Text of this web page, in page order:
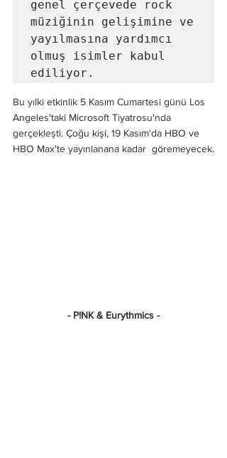
genel çerçevede rock
müziğinin gelişimine ve
yayılmasına yardımcı
olmuş isimler kabul
ediliyor.
Bu yılki etkinlik 5 Kasım Cumartesi günü Los
Angeles'taki Microsoft Tiyatrosu'nda
gerçekleşti. Çoğu kişi, 19 Kasım'da HBO ve
HBO Max'te yayınlanana kadar  göremeyecek.
- P!NK & Eurythmics -